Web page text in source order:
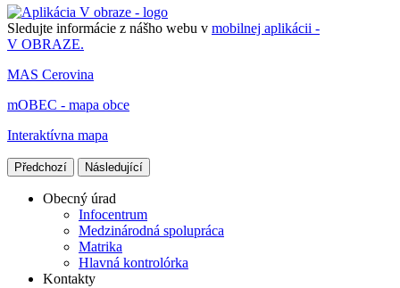
Sledujte informácie z nášho webu v mobilnej aplikácii -
V OBRAZE.
MAS Cerovina
mOBEC - mapa obce
Interaktívna mapa
Předchozí Následující
Obecný úrad
Infocentrum
Medzinárodná spolupráca
Matrika
Hlavná kontrolórka
Kontakty